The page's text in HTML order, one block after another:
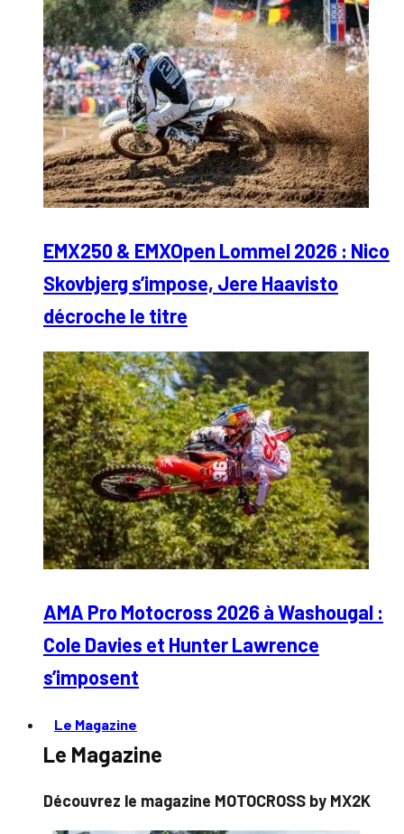
EMX250 & EMXOpen Lommel 2026 : Nico
Skovbjerg s’impose, Jere Haavisto
décroche le titre
AMA Pro Motocross 2026 à Washougal :
Cole Davies et Hunter Lawrence
s’imposent
Le Magazine
Le Magazine
Découvrez le magazine MOTOCROSS by MX2K